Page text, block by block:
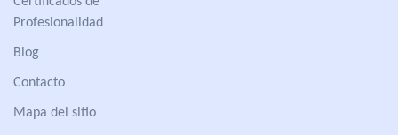
Profesionalidad
Blog
Contacto
Mapa del sitio